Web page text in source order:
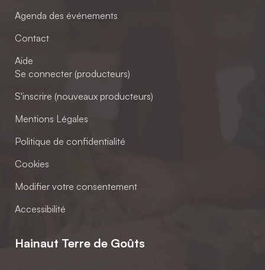
Agenda des événements
Contact
Aide
Se connecter (producteurs)
S'inscrire (nouveaux producteurs)
Mentions Légales
Politique de confidentialité
Cookies
Modifier votre consentement
Accessibilité
Hainaut Terre de Goûts